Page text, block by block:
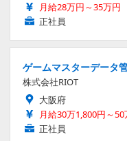
月給28万円～35万円
正社員
ゲームマスターデータ
株式会社RIOT
大阪府
月給30万1,800円～50
正社員